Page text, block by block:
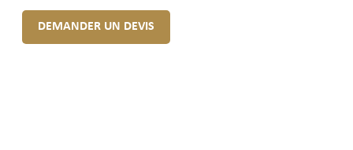
DEMANDER UN DEVIS